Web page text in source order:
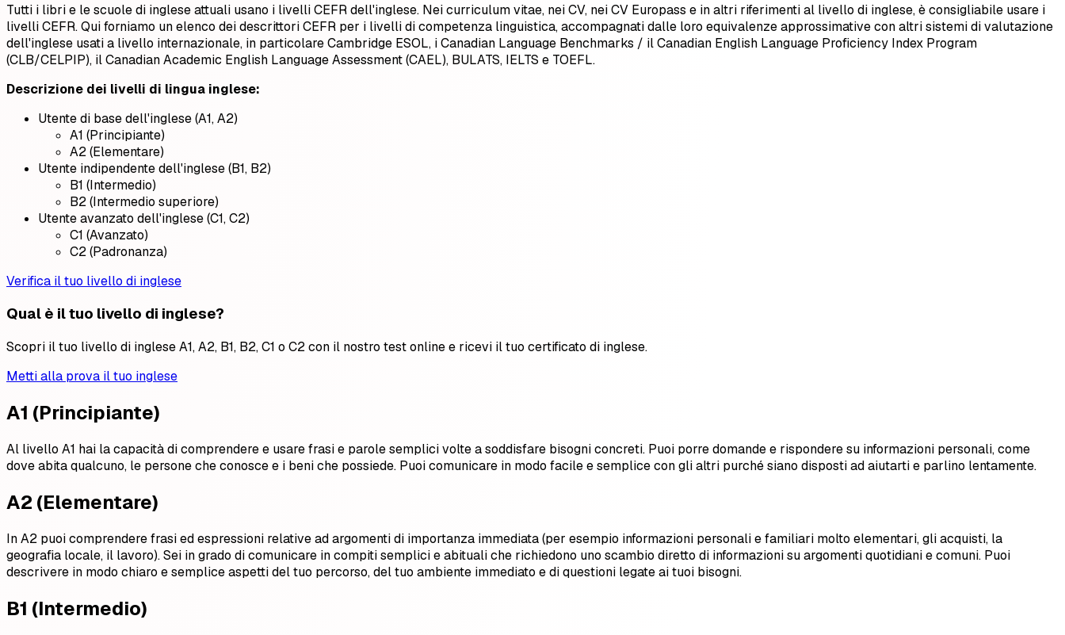
Tutti i libri e le scuole di inglese attuali usano i livelli CEFR dell'inglese. Nei curriculum vitae, nei CV, nei CV Europass e in altri riferimenti al livello di inglese, è consigliabile usare i
livelli CEFR. Qui forniamo un elenco dei descrittori CEFR per i livelli di competenza linguistica, accompagnati dalle loro equivalenze approssimative con altri sistemi di valutazione
dell'inglese usati a livello internazionale, in particolare Cambridge ESOL, i Canadian Language Benchmarks / il Canadian English Language Proficiency Index Program
(CLB/CELPIP), il Canadian Academic English Language Assessment (CAEL), BULATS, IELTS e TOEFL.
Descrizione dei livelli di lingua inglese:
Utente di base dell'inglese (A1, A2)
A1 (Principiante)
A2 (Elementare)
Utente indipendente dell'inglese (B1, B2)
B1 (Intermedio)
B2 (Intermedio superiore)
Utente avanzato dell'inglese (C1, C2)
C1 (Avanzato)
C2 (Padronanza)
Verifica il tuo livello di inglese
Qual è il tuo livello di inglese?
Scopri il tuo livello di inglese A1, A2, B1, B2, C1 o C2 con il nostro test online e ricevi il tuo certificato di inglese.
Metti alla prova il tuo inglese
A1 (Principiante)
Al livello A1 hai la capacità di comprendere e usare frasi e parole semplici volte a soddisfare bisogni concreti. Puoi porre domande e rispondere su informazioni personali, come
dove abita qualcuno, le persone che conosce e i beni che possiede. Puoi comunicare in modo facile e semplice con gli altri purché siano disposti ad aiutarti e parlino lentamente.
A2 (Elementare)
In A2 puoi comprendere frasi ed espressioni relative ad argomenti di importanza immediata (per esempio informazioni personali e familiari molto elementari, gli acquisti, la
geografia locale, il lavoro). Sei in grado di comunicare in compiti semplici e abituali che richiedono uno scambio diretto di informazioni su argomenti quotidiani e comuni. Puoi
descrivere in modo chiaro e semplice aspetti del tuo percorso, del tuo ambiente immediato e di questioni legate ai tuoi bisogni.
B1 (Intermedio)